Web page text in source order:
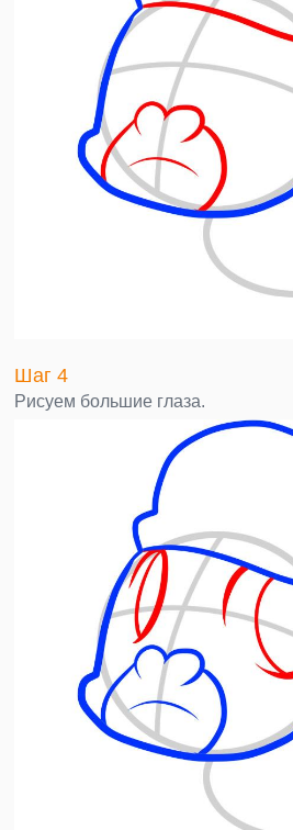
Шаг 4
Рисуем большие глаза.